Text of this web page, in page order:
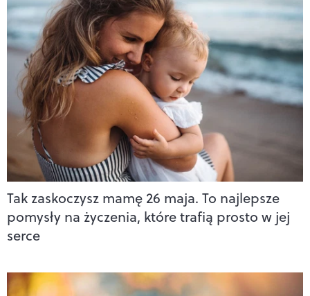
Tak zaskoczysz mamę 26 maja. To najlepsze
pomysły na życzenia, które trafią prosto w jej
serce